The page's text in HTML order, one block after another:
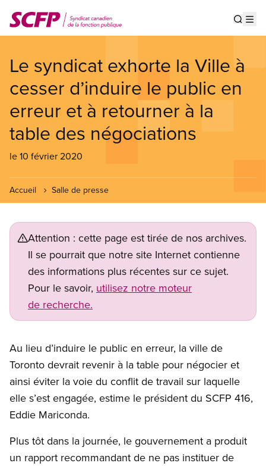
au
contenu
Le syndicat exhorte la Ville à
cesser d’induire le public en
erreur et à retourner à la
table des négociations
le 10 février 2020
Accueil Salle de presse
Attention : cette page est tirée de nos archives.
Il se pourrait que notre site Internet contienne
des informations plus récentes sur ce sujet.
Pour le savoir, utilisez notre moteur
de recherche.
Au lieu d’induire le public en erreur, la ville de
Toronto devrait revenir à la table pour négocier et
ainsi éviter la voie du conflit de travail sur laquelle
elle s’est engagée, estime le président du SCFP 416,
Eddie Mariconda.
Plus tôt dans la journée, le gouvernement a produit
un rapport recommandant de ne pas instituer de